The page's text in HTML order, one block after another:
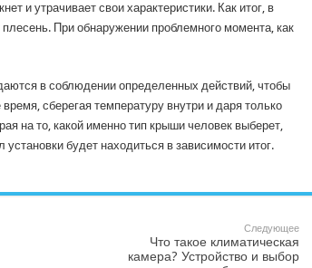
и утрачивает свои характеристики. Как итог, в
При обнаружении проблемного момента, как
в соблюдении определенных действий, чтобы
сберегая температуру внутри и даря только
на то, какой именно тип крыши человек выберет,
будет находиться в зависимости итог.
Следующее
Что такое климатическая
камера? Устройство и выбор